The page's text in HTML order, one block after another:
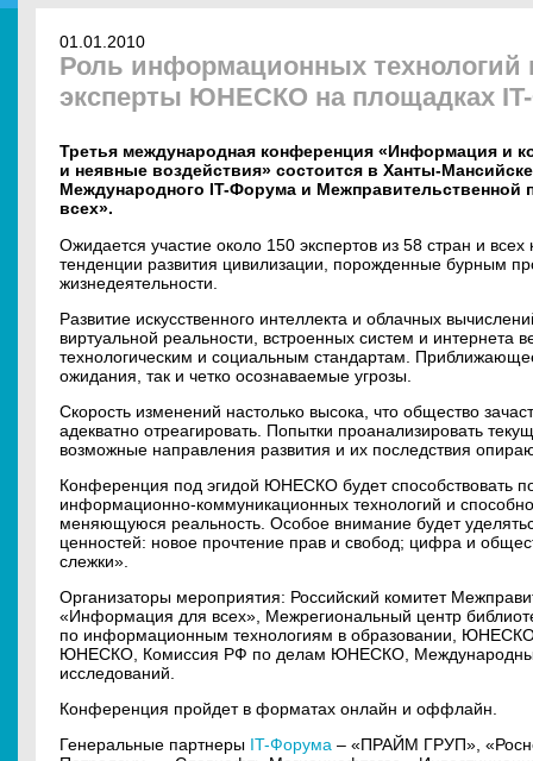
01.01.2010
Роль информационных технологий
эксперты ЮНЕСКО на площадках
Третья международная конференция «Информация и
и неявные воздействия» состоится в Ханты-
Международного IT-Форума и
всех».
Ожидается участие около 150 экспертов из 58 стран и
тенденции развития цивилизации, порожденные бурным
жизнедеятельности.
Развитие искусственного интеллекта и облачных
виртуальной реальности, встроенных систем и интернета
технологическим и социальным стандартам.
ожидания, так и четко осознаваемые угрозы.
Скорость изменений настолько высока, что общество
адекватно отреагировать. Попытки проанализировать
возможные направления развития и их последствия
Конференция под эгидой ЮНЕСКО будет способствовать
информационно-коммуникационных технологий и
меняющуюся реальность. Особое внимание будет
ценностей: новое прочтение прав и свобод; цифра и
слежки».
Организаторы мероприятия: Российский комитет
«Информация для всех», Межрегиональный центр
по информационным технологиям в образовании,
ЮНЕСКО, Комиссия РФ по делам ЮНЕСКО, Международный
исследований.
Конференция пройдет в форматах онлайн и оффлайн.
Генеральные партнеры IT-Форума – «ПРАЙМ ГРУП»,